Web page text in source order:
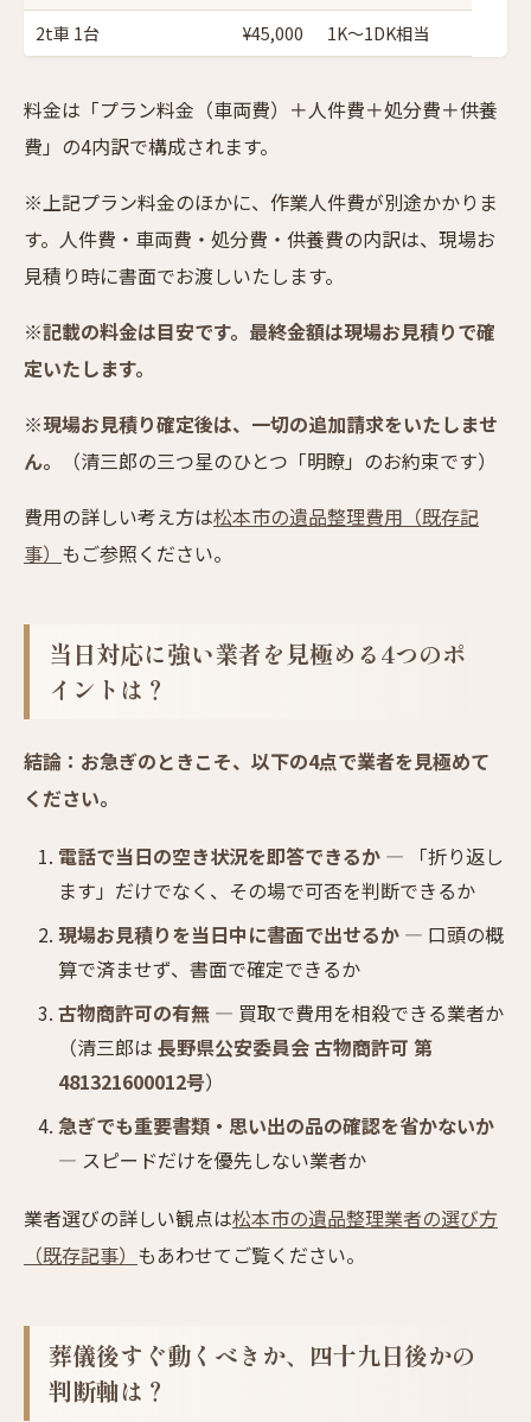
2t車 1台
¥45,000 1K〜1DK相当
料金は「プラン料金（車両費）＋人件費＋処分費＋供養
費」の4内訳で構成されます。
※上記プラン料金のほかに、作業人件費が別途かかりま
す。人件費・車両費・処分費・供養費の内訳は、現場お
見積り時に書面でお渡しいたします。
※記載の料金は目安です。最終金額は現場お見積りで確
定いたします。
※現場お見積り確定後は、一切の追加請求をいたしませ
ん。
（清三郎の三つ星のひとつ「明瞭」のお約束です）
費用の詳しい考え方は松本市の遺品整理費用（既存記
事） もご参照ください。
当日対応に強い業者を見極める4つのポ
イントは？
結論：お急ぎのときこそ、以下の4点で業者を見極めて
ください。
電話で当日の空き状況を即答できるか— 「折り返し
ます」だけでなく、その場で可否を判断できるか
現場お見積りを当日中に書面で出せるか— 口頭の概
算で済ませず、書面で確定できるか
古物商許可の有無— 買取で費用を相殺できる業者か
（清三郎は 長野県公安委員会 古物商許可 第
481321600012号）
急ぎでも重要書類・思い出の品の確認を省かないか
— スピードだけを優先しない業者か
業者選びの詳しい観点は松本市の遺品整理業者の選び方
（既存記事） もあわせてご覧ください。
葬儀後すぐ動くべきか、四十九日後かの
判断軸は？